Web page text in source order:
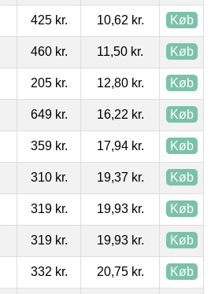
425 kr. 10,62 kr. Køb
460 kr. 11,50 kr. Køb
205 kr. 12,80 kr. Køb
649 kr. 16,22 kr. Køb
359 kr. 17,94 kr. Køb
310 kr. 19,37 kr. Køb
319 kr. 19,93 kr. Køb
319 kr. 19,93 kr. Køb
332 kr. 20,75 kr. Køb